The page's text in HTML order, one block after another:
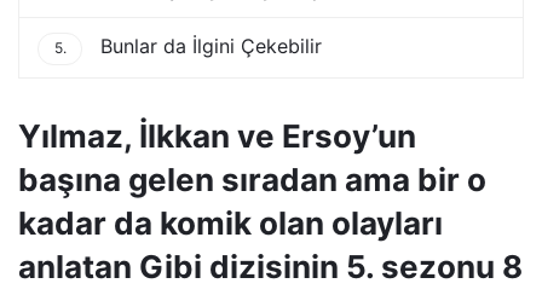
5. Bunlar da İlgini Çekebilir
Yılmaz, İlkkan ve Ersoy’un
başına gelen sıradan ama bir o
kadar da komik olan olayları
anlatan Gibi dizisinin 5. sezonu 8